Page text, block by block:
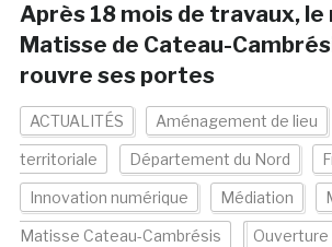
Après 18 mois de travaux, le
Matisse de Cateau-
rouvre ses portes
ACTUALITÉS Aménagement de lieu
territoriale Département du Nord
Innovation numérique Médiation
Matisse Cateau-Cambrésis